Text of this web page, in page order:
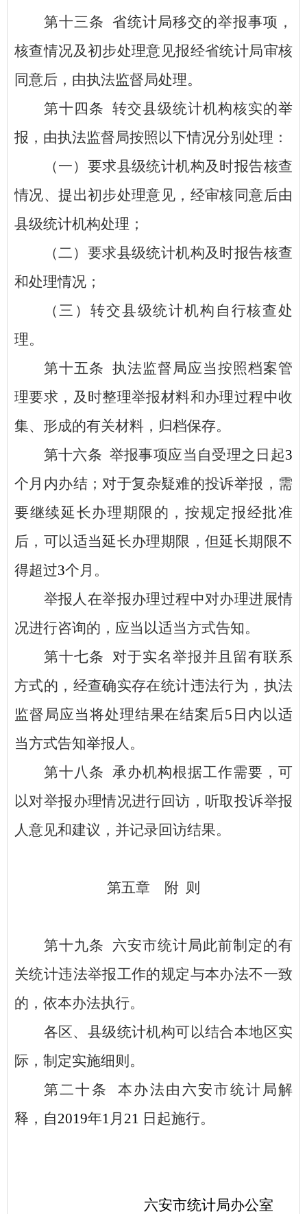
第十三条 省统计局移交的举报事项，
核查情况及初步处理意见报经省统计局审核
同意后，由执法监督局处理。
第十四条 转交县级统计机构核实的举
报，由执法监督局按照以下情况分别处理：
（一）要求县级统计机构及时报告核查
情况、提出初步处理意见，经审核同意后由
县级统计机构处理；
（二）要求县级统计机构及时报告核查
和处理情况；
（三）转交县级统计机构自行核查处
理。
第十五条 执法监督局应当按照档案管
理要求，及时整理举报材料和办理过程中收
集、形成的有关材料，归档保存。
第十六条 举报事项应当自受理之日起3
个月内办结；对于复杂疑难的投诉举报，需
要继续延长办理期限的，按规定报经批准
后，可以适当延长办理期限，但延长期限不
得超过3个月。
举报人在举报办理过程中对办理进展情
况进行咨询的，应当以适当方式告知。
第十七条 对于实名举报并且留有联系
方式的，经查确实存在统计违法行为，执法
监督局应当将处理结果在结案后5 日内以适
当方式告知举报人。
第十八条 承办机构根据工作需要，可
以对举报办理情况进行回访，听取投诉举报
人意见和建议，并记录回访结果。
第五章 附 则
第十九条 六安市统计局此前制定的有
关统计违法举报工作的规定与本办法不一致
的，依本办法执行。
各区、县级统计机构可以结合本地区实
际，制定实施细则。
第二十条
本办法由六安市统计局解
释，自2019年1月 21 日起施行。
六安市统计局办公室